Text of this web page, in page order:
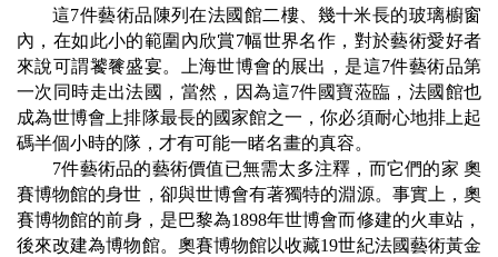
這7件藝術品陳列在法國館二樓、幾十米長的玻璃櫥窗
內，在如此小的範圍內欣賞7幅世界名作，對於藝術愛好者
來說可謂饕餮盛宴。上海世博會的展出，是這7件藝術品第
一次同時走出法國，當然，因為這7件國寶蒞臨，法國館也
成為世博會上排隊最長的國家館之一，你必須耐心地排上起
碼半個小時的隊，才有可能一睹名畫的真容。
7件藝術品的藝術價值已無需太多注釋，而它們的家 奧
賽博物館的身世，卻與世博會有著獨特的淵源。事實上，奧
賽博物館的前身，是巴黎為1898年世博會而修建的火車站，
後來改建為博物館。奧賽博物館以收藏19世紀法國藝術黃金